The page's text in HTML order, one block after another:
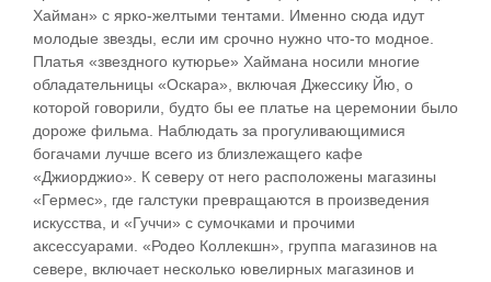
Хайман» с ярко-желтыми тентами. Именно сюда идут
молодые звезды, если им срочно нужно что-то модное.
Платья «звездного кутюрье» Хаймана носили многие
обладательницы «Оскара», включая Джессику Йю, о
которой говорили, будто бы ее платье на церемонии было
дороже фильма. Наблюдать за прогуливающимися
богачами лучше всего из близлежащего кафе
«Джиорджио». К северу от него расположены магазины
«Гермес», где галстуки превращаются в произведения
искусства, и «Гуччи» с сумочками и прочими
аксессуарами. «Родео Коллекшн», группа магазинов на
севере, включает несколько ювелирных магазинов и